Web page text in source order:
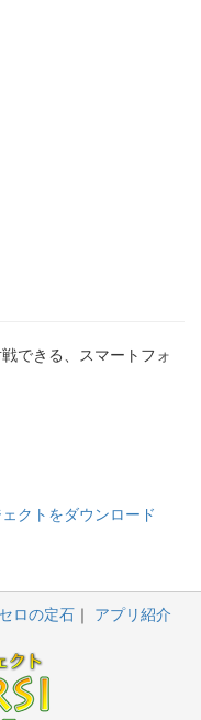
できる、スマートフォ
クトをダウンロード
ロの定石 アプリ紹介